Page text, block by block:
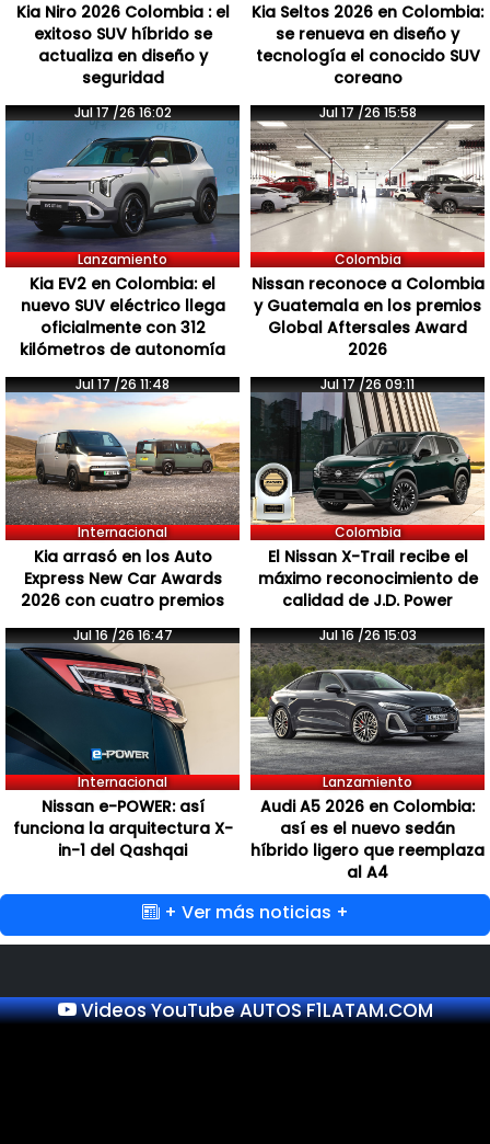
Kia Niro 2026 Colombia : el
exitoso SUV híbrido se
actualiza en diseño y
seguridad
Kia Seltos 2026 en Colombia:
se renueva en diseño y
tecnología el conocido SUV
coreano
Jul 17 /26 16:02
Lanzamiento
Kia EV2 en Colombia: el
nuevo SUV eléctrico llega
oficialmente con 312
kilómetros de autonomía
Jul 17 /26 15:58
Colombia
Nissan reconoce a Colombia
y Guatemala en los premios
Global Aftersales Award
2026
Jul 17 /26 11:48
Internacional
Kia arrasó en los Auto
Express New Car Awards
2026 con cuatro premios
Jul 17 /26 09:11
Colombia
El Nissan X-Trail recibe el
máximo reconocimiento de
calidad de J.D. Power
Jul 16 /26 16:47
Internacional
Nissan e-POWER: así
funciona la arquitectura X-
in-1 del Qashqai
Jul 16 /26 15:03
Lanzamiento
Audi A5 2026 en Colombia:
así es el nuevo sedán
híbrido ligero que reemplaza
al A4
+ Ver más noticias +
Videos YouTube AUTOS F1LATAM.COM